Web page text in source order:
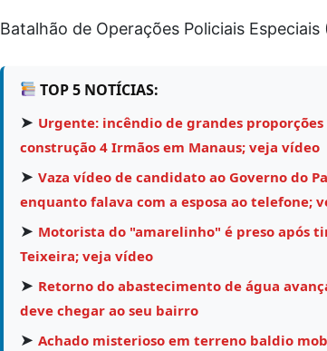
Batalhão de Operações Policiais Especiais
TOP 5 NOTÍCIAS:
➤ Urgente: incêndio de grandes
construção 4 Irmãos em Manaus; veja vídeo
➤ Vaza vídeo de candidato ao Governo do
enquanto falava com a esposa ao telefone;
➤ Motorista do "amarelinho" é preso após
Teixeira; veja vídeo
➤ Retorno do abastecimento de água
deve chegar ao seu bairro
➤ Achado misterioso em terreno baldio